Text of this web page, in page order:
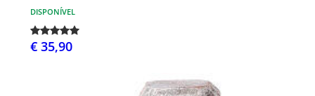
DISPONÍVEL
€ 35,90